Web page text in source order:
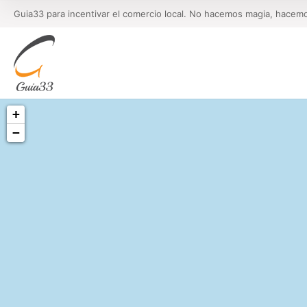
Guia33 para incentivar el comercio local. No hacemos magia,
+
−